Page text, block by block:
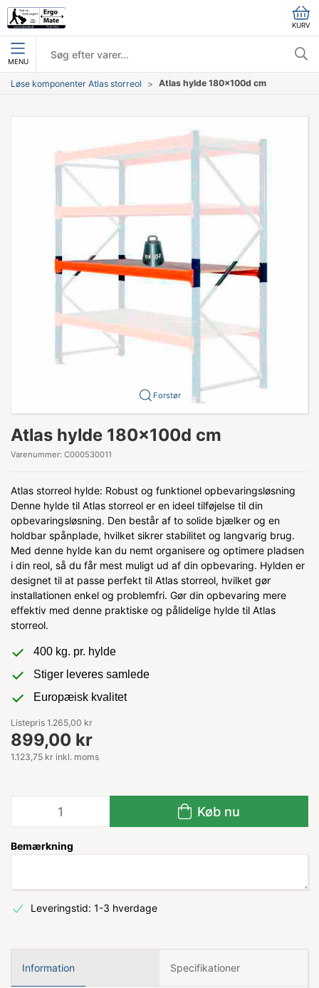
KURV
MENU
Løse komponenter Atlas storreol Atlas hylde 180x100d cm
Forstør
Atlas hylde 180x100d cm
Varenummer: C000530011
Atlas storreol hylde: Robust og funktionel opbevaringsløsning
Denne hylde til Atlas storreol er en ideel tilføjelse til din
opbevaringsløsning. Den består af to solide bjælker og en
holdbar spånplade, hvilket sikrer stabilitet og langvarig brug.
Med denne hylde kan du nemt organisere og optimere pladsen
i din reol, så du får mest muligt ud af din opbevaring. Hylden er
designet til at passe perfekt til Atlas storreol, hvilket gør
installationen enkel og problemfri. Gør din opbevaring mere
effektiv med denne praktiske og pålidelige hylde til Atlas
storreol.
400 kg. pr. hylde
Stiger leveres samlede
Europæisk kvalitet
Listepris 1.265,00 kr
899,00 kr
1.123,75 kr inkl. moms
Køb nu
Bemærkning
Leveringstid: 1-3 hverdage
Information Specifikationer